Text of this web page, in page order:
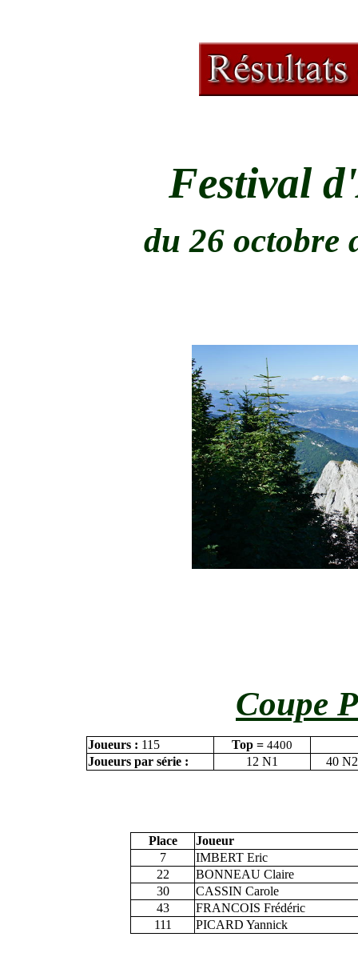
Festival
du 26 octobre
Coupe
Joueurs : 115 Top = 4400
Joueurs par série : 12 N1 40 N2
Place
Joueur
7
IMBERT Eric
22
BONNEAU Claire
30
CASSIN Carole
43
FRANCOIS Frédéric
111
PICARD Yannick